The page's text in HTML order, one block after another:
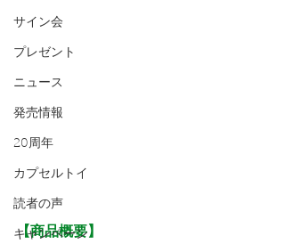
サイン会
プレゼント
ニュース
発売情報
20周年
カプセルトイ
読者の声
キャンペーン
【商品概要】